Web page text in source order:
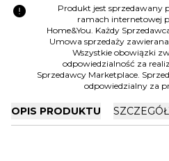
error
Produkt jest sprzedawany
ramach internetowej
Home&You. Każdy
Umowa sprzedaży
Wszystkie obowiązki
odpowiedzialność za
Sprzedawcy Marketplace.
odpowiedzialny za
OPIS PRODUKTU